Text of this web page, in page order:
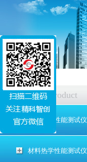
产品中心 Product
材料电学性能测试仪
材料热学性能测试仪